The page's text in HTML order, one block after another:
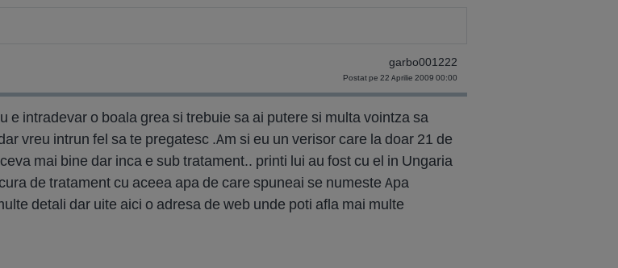
garbo001222
Postat pe 22 Aprilie 2009 00:00
e intradevar o boala grea si trebuie sa ai putere si multa vointza sa
vreu intrun fel sa te pregatesc .Am si eu un verisor care la doar 21 de
mai bine dar inca e sub tratament.. printi lui au fost cu el in Ungaria
de tratament cu aceea apa de care spuneai se numeste Apa
detali dar uite aici o adresa de web unde poti afla mai multe